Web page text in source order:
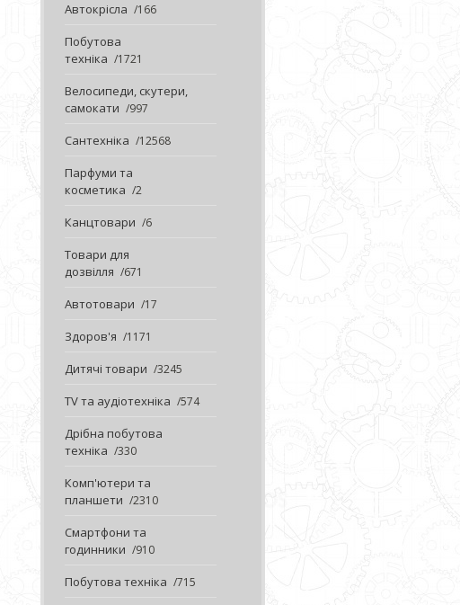
Автокрісла 166
Побутова
техніка
1721
Велосипеди, скутери,
самокати
997
Сантехніка 12568
Парфуми та
косметика
2
Канцтовари 6
Товари для
дозвілля
671
Автотовари 17
Здоров'я 1171
Дитячі товари 3245
TV та аудіотехніка 574
Дрібна побутова
техніка
330
Комп'ютери та
планшети
2310
Смартфони та
годинники
910
Побутова техніка 715